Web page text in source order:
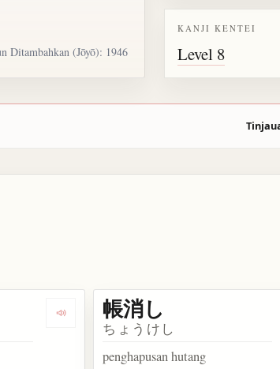
Ditambahkan (Jōyō): 1946
KANJI KENTEI
Level 8
Dengarkan kosakata 帳簿
帳消し
ちょうけし
penghapusan hutang